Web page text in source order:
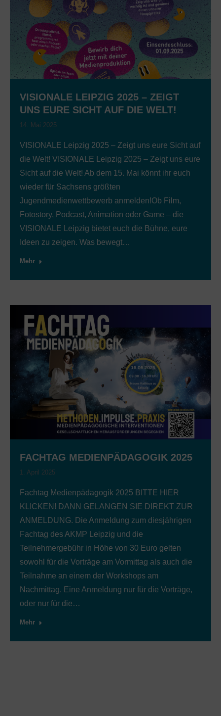
VISIONALE LEIPZIG 2025 – ZEIGT
UNS EURE SICHT AUF DIE WELT!
14. Mai 2025
VISIONALE Leipzig 2025 – Zeigt uns eure Sicht auf
die Welt! VISIONALE Leipzig 2025 – Zeigt uns eure
Sicht auf die Welt! Ab dem 15. Mai könnt ihr euch
wieder für Sachsens größten
Jugendmedienwettbewerb anmelden!Ob Film,
Fotostory, Podcast, Animation oder Game – die
VISIONALE Leipzig bietet euch die Bühne, eure
Ideen zu zeigen. Was bewegt…
Mehr
FACHTAG MEDIENPÄDAGOGIK 2025
1. April 2025
Fachtag Medienpädagogik 2025 BITTE HIER
KLICKEN! DANN GELANGEN SIE DIREKT ZUR
ANMELDUNG. Die Anmeldung zum diesjährigen
Fachtag des AKMP Leipzig und die
Teilnehmergebühr in Höhe von 30 Euro gelten
sowohl für die Vorträge am Vormittag als auch die
Teilnahme an einem der Workshops am
Nachmittag. Eine Anmeldung nur für die Vorträge,
oder nur für die…
Mehr